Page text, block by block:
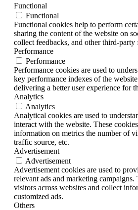
Functional
Functional
Functional cookies help to perform
sharing the content of the website on
collect feedbacks, and other third-party
Performance
Performance
Performance cookies are used to
key performance indexes of the
delivering a better user experience for
Analytics
Analytics
Analytical cookies are used to
interact with the website. These
information on metrics the number of
traffic source, etc.
Advertisement
Advertisement
Advertisement cookies are used to
relevant ads and marketing campaigns.
visitors across websites and collect
customized ads.
Others